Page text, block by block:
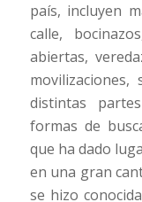
país, incluyen
calle,
abiertas,
distintas
formas de
que ha dado
en una gran
se hizo